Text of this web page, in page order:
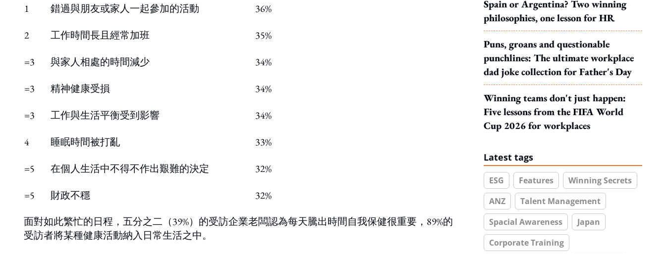
1 錯過與朋友或家人一起參加的活動 36%
2 工作時間長且經常加班 35%
=3 與家人相處的時間減少 34%
=3 精神健康受損 34%
=3 工作與生活平衡受到影響 34%
4 睡眠時間被打亂 33%
=5 在個人生活中不得不作出艱難的決定 32%
=5 財政不穩 32%
面對如此繁忙的日程，五分之二（39%）的受訪企業老闆認為每天騰出時間自我保健很重要，89%的
受訪者將某種健康活動納入日常生活之中。
Spain or Argentina? Two winning
philosophies, one lesson for HR
Puns, groans and questionable
punchlines: The ultimate workplace
dad joke collection for Father's Day
Winning teams don't just happen:
Five lessons from the FIFA World
Cup 2026 for workplaces
Latest tags
ESG Features
Winning Secrets
ANZ
Talent Management
Spacial Awareness
Japan
Corporate Training